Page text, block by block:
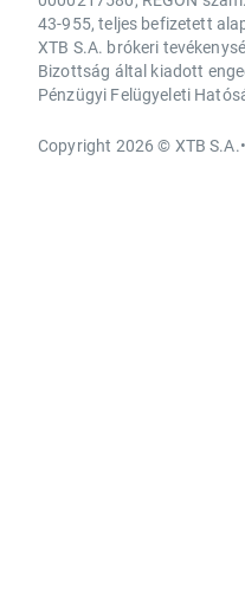
43-955, teljes befizetett
XTB S.A. brókeri
Bizottság által kiadott
Pénzügyi Felügyeleti
Copyright 2026 © XTB S.A.•